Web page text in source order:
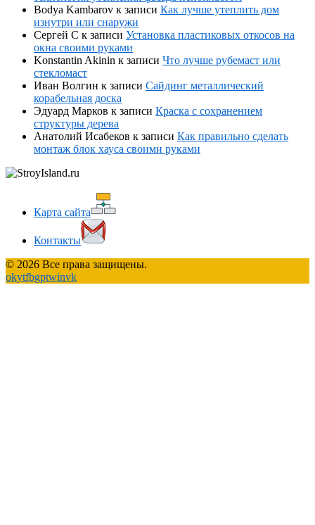
Bodya Kambarov к записи Как лучше утеплить дом
изнутри или снаружи
Сергей С к записи Установка пластиковых откосов на
окна своими руками
Konstantin Akinin к записи Что лучше рубемаст или
стекломаст
Иван Волгин к записи Сайдинг металлический
корабельная доска
Эдуард Марков к записи Краска с сохранением
структуры дерева
Анатолий Исабеков к записи Как правильно сделать
монтаж блок хауса своими руками
Карта сайта
Контакты
© 2026 Все права защищены.
okytfbgptwinvk